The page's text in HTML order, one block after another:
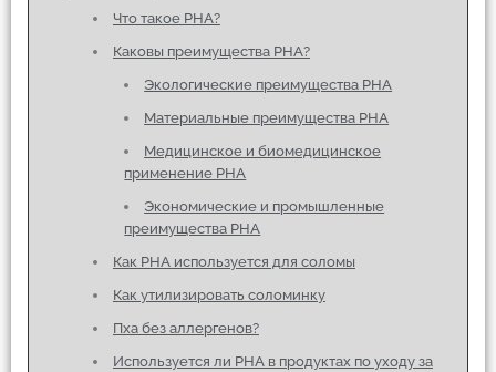
Что такое PHA?
Каковы преимущества PHA?
Экологические преимущества PHA
Материальные преимущества PHA
Медицинское и биомедицинское
применение PHA
Экономические и промышленные
преимущества PHA
Как PHA используется для соломы
Как утилизировать соломинку
Пха без аллергенов?
Используется ли PHA в продуктах по уходу за